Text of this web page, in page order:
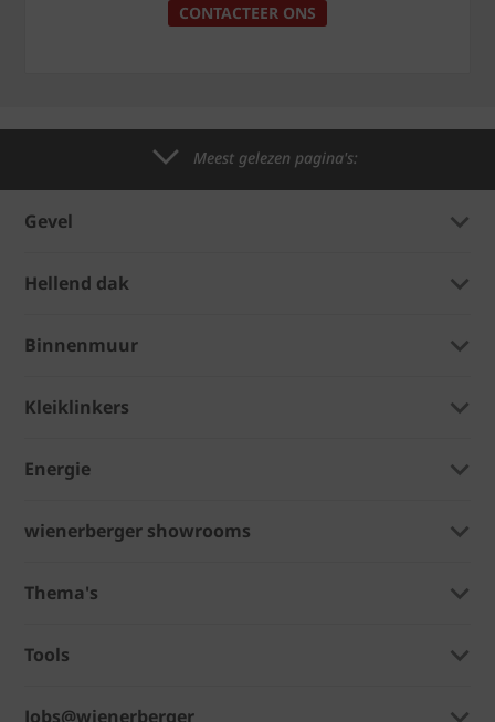
CONTACTEER ONS
Meest gelezen pagina's:
Gevel
Hellend dak
Binnenmuur
Kleiklinkers
Energie
wienerberger showrooms
Thema's
Tools
Jobs@wienerberger